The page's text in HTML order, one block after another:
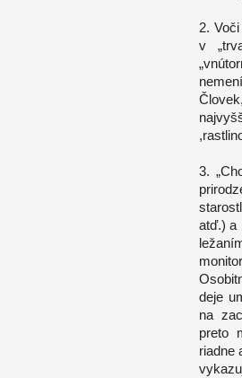
2.
v
3.
atď.) a
deje
na
preto
riadne